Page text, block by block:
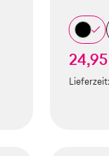
Lieferzeit: